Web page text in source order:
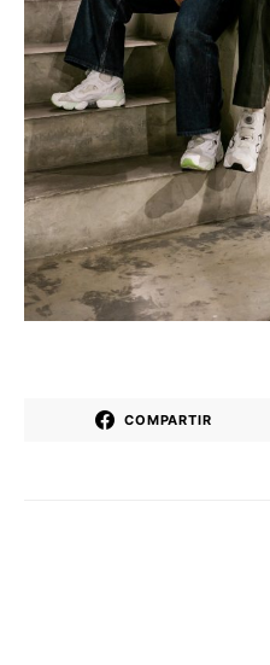
COMPARTIR